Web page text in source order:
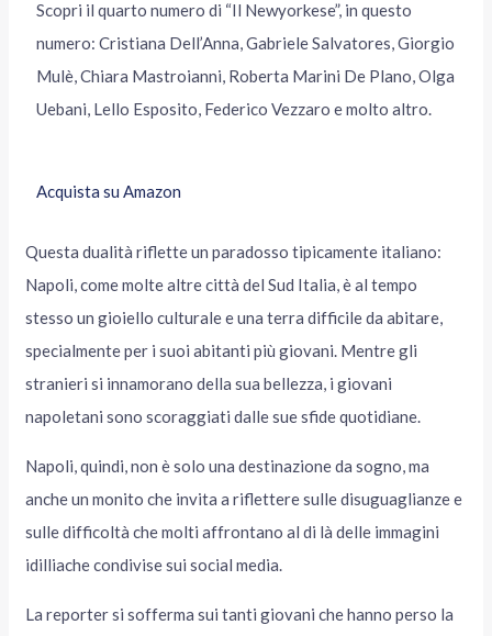
Scopri il quarto numero di “Il Newyorkese”, in questo
numero: Cristiana Dell’Anna, Gabriele Salvatores, Giorgio
Mulè, Chiara Mastroianni, Roberta Marini De Plano, Olga
Uebani, Lello Esposito, Federico Vezzaro e molto altro.
Acquista su Amazon
Questa dualità riflette un paradosso tipicamente italiano:
Napoli, come molte altre città del Sud Italia, è al tempo
stesso un gioiello culturale e una terra difficile da abitare,
specialmente per i suoi abitanti più giovani. Mentre gli
stranieri si innamorano della sua bellezza, i giovani
napoletani sono scoraggiati dalle sue sfide quotidiane.
Napoli, quindi, non è solo una destinazione da sogno, ma
anche un monito che invita a riflettere sulle disuguaglianze e
sulle difficoltà che molti affrontano al di là delle immagini
idilliache condivise sui social media.
La reporter si sofferma sui tanti giovani che hanno perso la